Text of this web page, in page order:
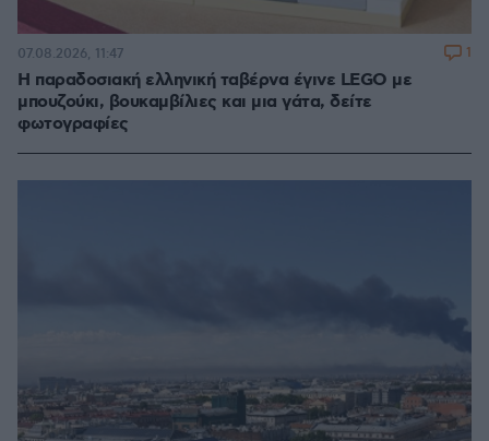
Η παραδοσιακή ελληνική ταβέρνα έγινε LEGO με
μπουζούκι, βουκαμβίλιες και μια γάτα, δείτε
φωτογραφίες
07.08.2026, 11:47 1